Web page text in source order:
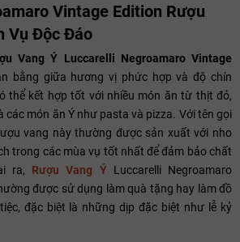
Vintage Edition Rượu
Vụ Độc Đáo
Vang Ý Luccarelli Negroamaro Vintage
bằng giữa hương vị phức hợp và độ chín
thể kết hợp tốt với nhiều món ăn từ thịt đỏ,
các món ăn Ý như pasta và pizza. Với tên gọi
vang này thường được sản xuất với nho
trong các mùa vụ tốt nhất để đảm bảo chất
ra, Rượu Vang ÝLuccarelli Negroamaro
được sử dụng làm quà tặng hay làm đồ
đặc biệt là những dịp đặc biệt như lễ kỷ